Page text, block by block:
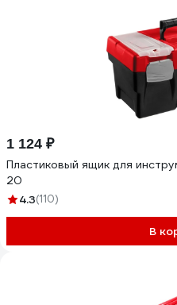
1 124 ₽
Пластиковый ящик для
20
4.3(110)
В